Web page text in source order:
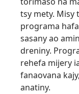
tsy mety. Misy
programa
sasany ao
dreniny.
rehefa mijery
fanaovana
anatiny.